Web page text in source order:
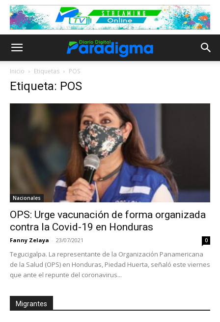
Inicio Etiquetas POS
Etiqueta: POS
Nacionales
OPS: Urge vacunación de forma organizada
contra la Covid-19 en Honduras
Fanny Zelaya - 23/07/2021 0
Tegucigalpa. La representante de la Organización Panamericana
de la Salud (OPS) en Honduras, Piedad Huerta, señaló este viernes
que ante el repunte del coronavirus...
Migrantes